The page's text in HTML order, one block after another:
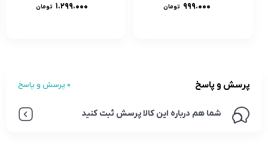
۹۹۹.۰۰۰ تومان ۱.۲۹۹.۰۰۰ تومان
پرسش و پاسخ 0 پرسش و پاسخ
شما هم درباره این کالا پرسش ثبت کنید